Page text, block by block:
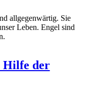
allgegenwärtig. Sie
Leben. Engel sind
Hilfe der